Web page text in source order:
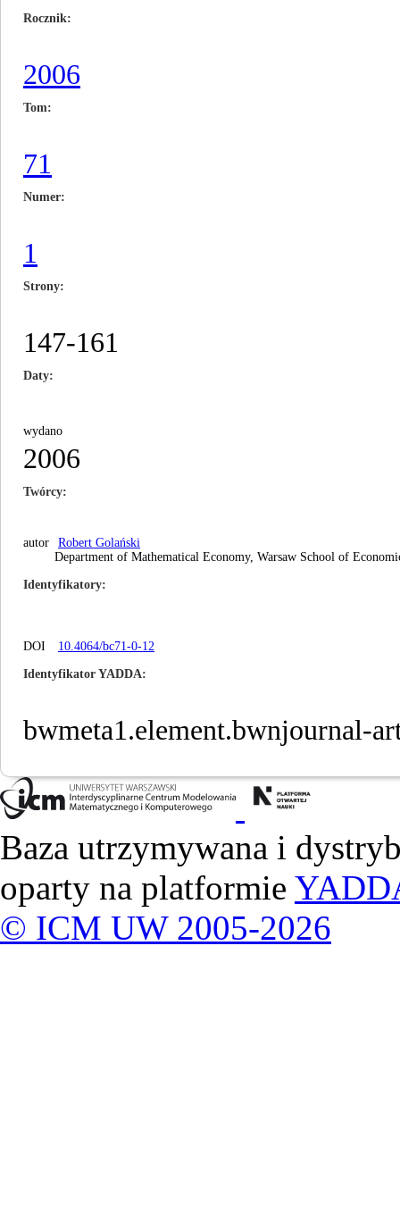
Rocznik
2006
Tom
71
Numer
1
Strony
147-161
Daty
wydano
2006
Twórcy
autor
Robert Golański
Department of Mathematical Economy, Warsaw School of
Identyfikatory
DOI 10.4064/bc71-0-12
Identyfikator YADDA
bwmeta1.element.bwnjournal-
Baza utrzymywana i
oparty na platformie
© ICM UW 2005-2026